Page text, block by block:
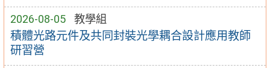
2026-08-05 教學組
積體光路元件及共同封裝光學耦合設計應用教師
研習營